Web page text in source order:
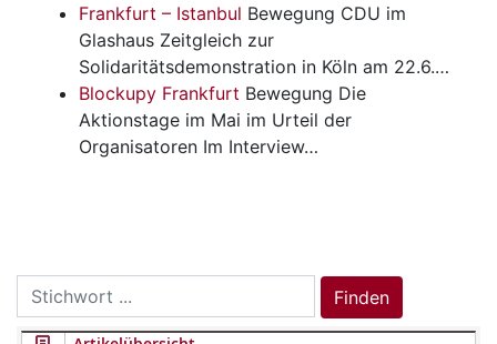
Frankfurt – Istanbul Bewegung CDU im
Glashaus Zeitgleich zur
Solidaritätsdemonstration in Köln am 22.6.…
Blockupy Frankfurt Bewegung Die
Aktionstage im Mai im Urteil der
Organisatoren Im Interview…
Search
for:
Finden